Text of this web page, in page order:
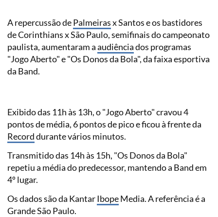
A repercussão dePalmeirasx Santos e os bastidores
de Corinthians x São Paulo, semifinais do campeonato
paulista, aumentaram aaudiênciados programas
"Jogo Aberto" e "Os Donos da Bola", da faixa esportiva
da Band.
Exibido das 11h às 13h, o "Jogo Aberto" cravou 4
pontos de média, 6 pontos de pico e ficou à frente da
Recorddurante vários minutos.
Transmitido das 14h às 15h, "Os Donos da Bola"
repetiu a média do predecessor, mantendo a Band em
4º lugar.
Os dados são da KantarIbopeMedia. A referência é a
Grande São Paulo.